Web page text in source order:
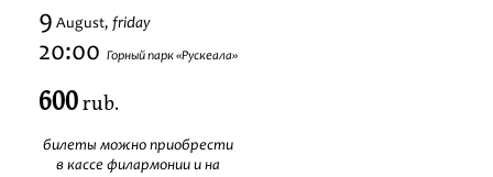
Festivals
9 August, friday
20:00 Горный парк «Рускеала»
600rub.
билеты можно приобрести
в кассе филармонии и на